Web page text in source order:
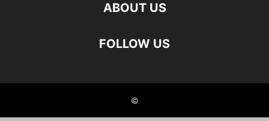
ABOUT US
FOLLOW US
©